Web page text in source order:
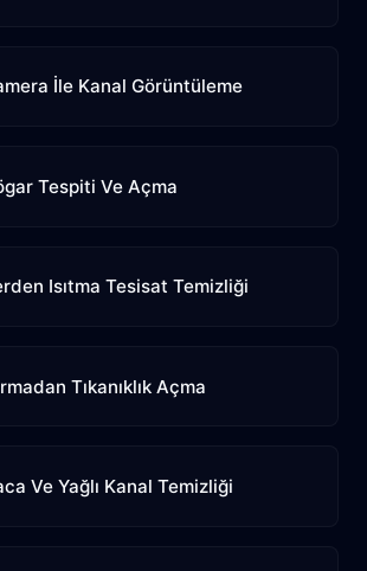
İle Kanal Görüntüleme
Tespiti Ve Açma
Isıtma Tesisat Temizliği
Tıkanıklık Açma
Ve Yağlı Kanal Temizliği